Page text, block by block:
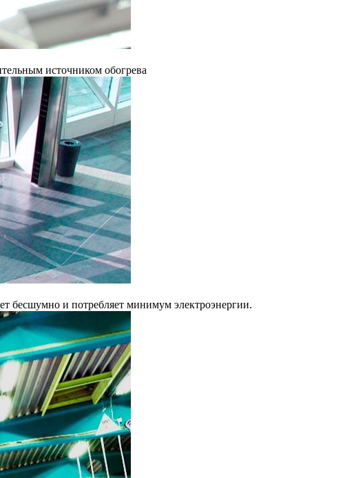
источником обогрева
бесшумно и потребляет минимум электроэнергии.